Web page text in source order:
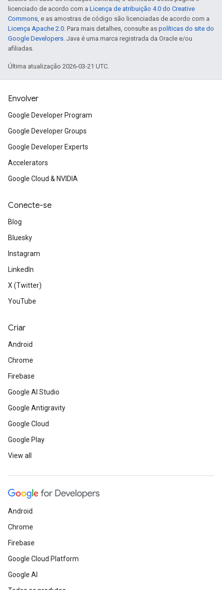
licenciado de acordo com a Licença de atribuição 4.0 do Creative
Commons, e as amostras de código são licenciadas de acordo com a
Licença Apache 2.0. Para mais detalhes, consulte as políticas do site do
Google Developers. Java é uma marca registrada da Oracle e/ou
afiliadas.
Última atualização 2026-03-21 UTC.
Envolver
Google Developer Program
Google Developer Groups
Google Developer Experts
Accelerators
Google Cloud & NVIDIA
Conecte-se
Blog
Bluesky
Instagram
LinkedIn
X (Twitter)
YouTube
Criar
Android
Chrome
Firebase
Google AI Studio
Google Antigravity
Google Cloud
Google Play
View all
Android
Chrome
Firebase
Google Cloud Platform
Google AI